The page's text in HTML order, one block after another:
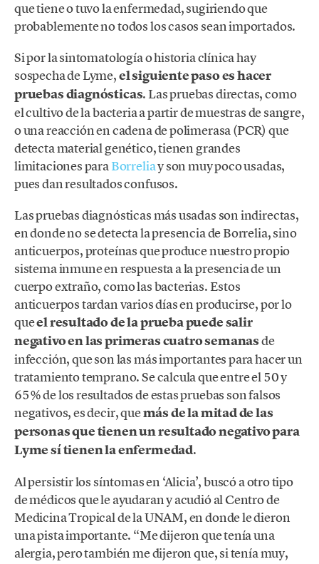
que tiene o tuvo la enfermedad, sugiriendo que
probablemente no todos los casos sean importados.
Si por la sintomatología o historia clínica hay
sospecha de Lyme,el siguiente paso es hacer
pruebas diagnósticas. Las pruebas directas, como
el cultivo de la bacteria a partir de muestras de sangre,
o una reacción en cadena de polimerasa (PCR) que
detecta material genético, tienen grandes
limitaciones paraBorreliay son muy poco usadas,
pues dan resultados confusos.
Las pruebas diagnósticas más usadas son indirectas,
en donde no se detecta la presencia de Borrelia, sino
anticuerpos, proteínas que produce nuestro propio
sistema inmune en respuesta a la presencia de un
cuerpo extraño, como las bacterias. Estos
anticuerpos tardan varios días en producirse, por lo
queel resultado de la prueba puede salir
negativo en las primeras cuatro semanasde
infección, que son las más importantes para hacer un
tratamiento temprano. Se calcula que entre el 50 y
65% de los resultados de estas pruebas son falsos
negativos, es decir, quemás de la mitad de las
personas que tienen un resultado negativo para
Lyme sí tienen la enfermedad.
Al persistir los síntomas en ‘Alicia’, buscó a otro tipo
de médicos que le ayudaran y acudió al Centro de
Medicina Tropical de la UNAM, en donde le dieron
una pista importante. “Me dijeron que tenía una
alergia, pero también me dijeron que, si tenía muy,